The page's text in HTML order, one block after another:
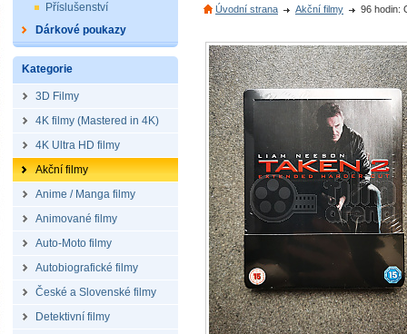
Příslušenství
Dárkové poukazy
Kategorie
3D Filmy
4K filmy (Mastered in 4K)
4K Ultra HD filmy
Akční filmy
Anime / Manga filmy
Animované filmy
Auto-Moto filmy
Autobiografické filmy
České a Slovenské filmy
Detektivní filmy
Úvodní strana Akční filmy 96 hodin: